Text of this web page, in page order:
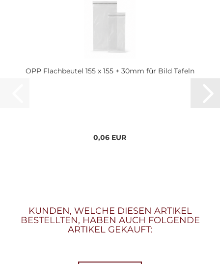
OPP Flachbeutel 155 x 155 + 30mm für Bild Tafeln
0,06 EUR
KUNDEN, WELCHE DIESEN ARTIKEL
BESTELLTEN, HABEN AUCH FOLGENDE
ARTIKEL GEKAUFT: